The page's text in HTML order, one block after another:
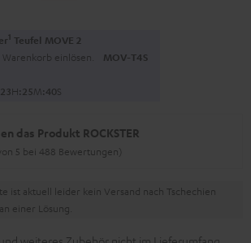
1 Teufel MOVE 2
einlösen. MOV-T4S
23H: 25M:39S
das Produkt ROCKSTER
5 bei 488 Bewertungen)
ist aktuell leider kein Versand nach Tschechien
einer Lösung.